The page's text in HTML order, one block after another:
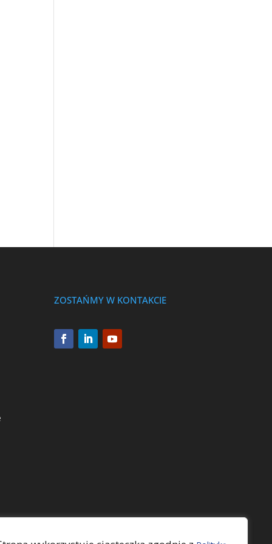
ZOSTAŃMY W KONTAKCIE